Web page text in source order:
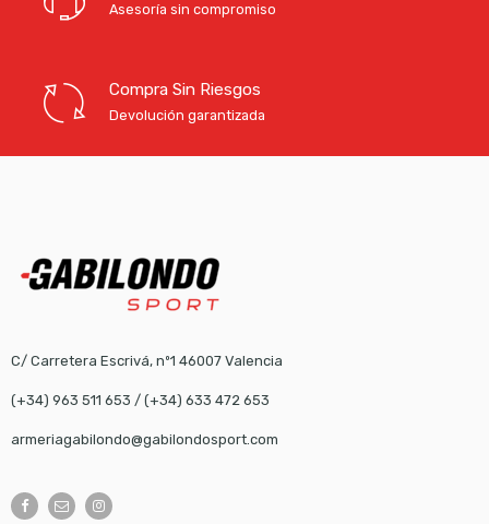
Asesoría sin compromiso
Compra Sin Riesgos
Devolución garantizada
C/ Carretera Escrivá, nº1 46007 Valencia
(+34) 963 511 653 / (+34) 633 472 653
armeriagabilondo@gabilondosport.com